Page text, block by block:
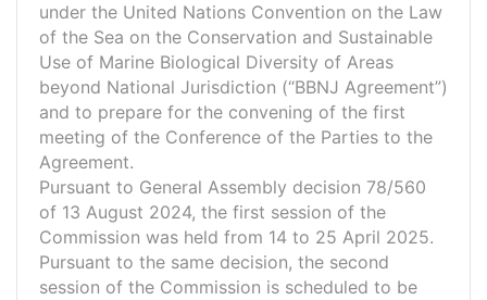
under the United Nations Convention on the Law
of the Sea on the Conservation and Sustainable
Use of Marine Biological Diversity of Areas
beyond National Jurisdiction (“BBNJ Agreement”)
and to prepare for the convening of the first
meeting of the Conference of the Parties to the
Agreement.
Pursuant to General Assembly decision 78/560
of 13 August 2024, the first session of the
Commission was held from 14 to 25 April 2025.
Pursuant to the same decision, the second
session of the Commission is scheduled to be